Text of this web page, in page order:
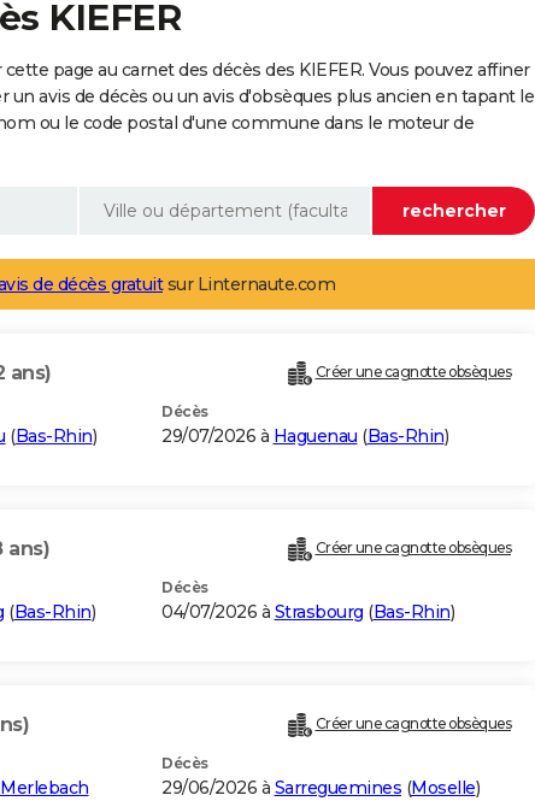
KIEFER
page au carnet des décès des KIEFER. Vous pouvez affiner
un avis de décès ou un avis d'obsèques plus ancien en tapant le
ou le code postal d'une commune dans le moteur de
de décès gratuitsur Linternaute.com
ans) Créer une cagnotte obsèques
(Bas-Rhin)
Décès
29/07/2026 à Haguenau (Bas-Rhin)
ans) Créer une cagnotte obsèques
(Bas-Rhin)
Décès
04/07/2026 à Strasbourg (Bas-Rhin)
Créer une cagnotte obsèques
Décès
29/06/2026 à Sarreguemines (Moselle)